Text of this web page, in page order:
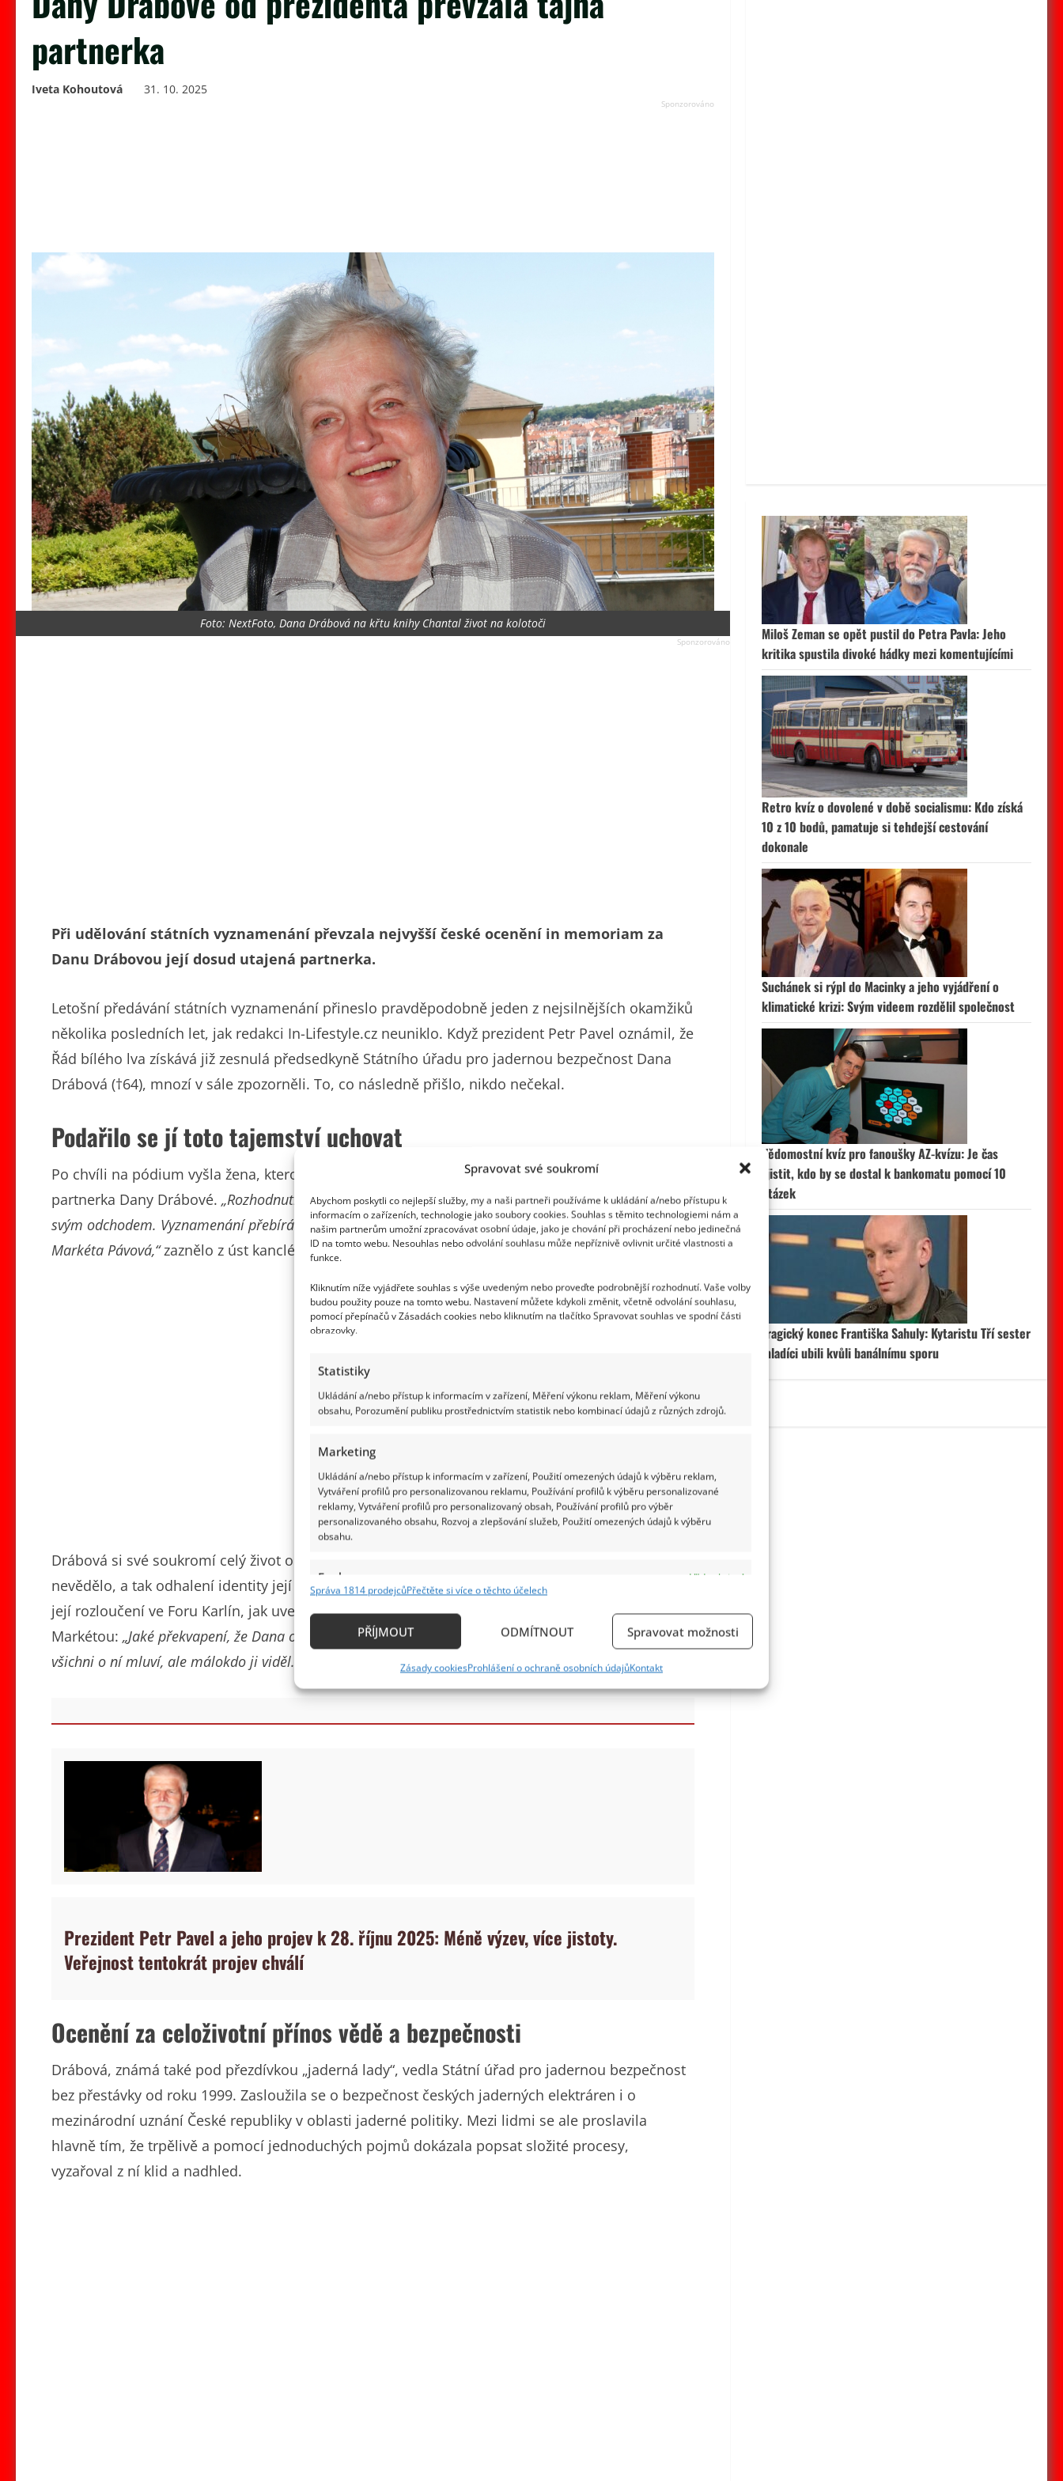
Spravovat své soukromí
Abychom poskytli co nejlepší služby, my a naši partneři používáme k ukládání a/nebo přístupu k
informacím o zařízeních, technologie jako soubory cookies. Souhlas s těmito technologiemi nám a
našim partnerům umožní zpracovávat osobní údaje, jako je chování při procházení nebo jedinečná
ID na tomto webu. Nesouhlas nebo odvolání souhlasu může nepříznivě ovlivnit určité vlastnosti a
funkce.
Kliknutím níže vyjádřete souhlas s výše uvedeným nebo proveďte podrobnější rozhodnutí. Vaše volby
budou použity pouze na tomto webu. Nastavení můžete kdykoli změnit, včetně odvolání souhlasu,
pomocí přepínačů v Zásadách cookies nebo kliknutím na tlačítko Spravovat souhlas ve spodní části
obrazovky.
Statistiky
Ukládání a/nebo přístup k informacím v zařízení, Měření výkonu reklam, Měření výkonu
obsahu, Porozumění publiku prostřednictvím statistik nebo kombinací údajů z různých zdrojů.
Marketing
Ukládání a/nebo přístup k informacím v zařízení, Použití omezených údajů k výběru reklam,
Vytváření profilů pro personalizovanou reklamu, Používání profilů k výběru personalizované
reklamy, Vytváření profilů pro personalizovaný obsah, Používání profilů pro výběr
personalizovaného obsahu, Rozvoj a zlepšování služeb, Použití omezených údajů k výběru
obsahu.
Funkce
Vždy aktivní
Identifikace zařízení na základě automaticky přenášených informací.
základě aktivně vyžádaných informací.
Zajištění bezpečnosti, předcházení a zjišťování podvodů a
Správa 1814 prodejcůPřečtěte si více o těchto účelech
PŘÍJMOUT ODMÍTNOUT Spravovat možnosti
Zásady cookiesProhlášení o ochraně osobních údajůKontakt
partnerka
Iveta Kohoutová 31. 10. 2025
Foto: NextFoto, Dana Drábová na křtu knihy Chantal život na kolotoči
Při udělování státních vyznamenání převzala nejvyšší české ocenění in memoriam za
Danu Drábovou její dosud utajená partnerka.
Letošní předávání státních vyznamenání přineslo pravděpodobně jeden z nejsilnějších okamžiků
několika posledních let, jak redakci In-Lifestyle.cz neuniklo. Když prezident Petr Pavel oznámil, že
Řád bílého lva získává již zesnulá předsedkyně Státního úřadu pro jadernou bezpečnost Dana
Drábová (†64), mnozí v sále zpozorněli. To, co následně přišlo, nikdo nečekal.
Podařilo se jí toto tajemství uchovat
Po chvíli na pódium vyšla žena, kterou veřejnost doposud neznala, a to Markéta Pávová,
partnerka Dany Drábové. „Rozhodnutí o udělení vyznamenání přijala paní Dana osobně ještě před
svým odchodem. Vyznamenání přebírá pozůstalá partnerka paní doktorky Dany Drábové, paní
Markéta Pávová,“zaznělo z úst kancléře Milana Vašiny.
Drábová si své soukromí celý život opravdu chránila. O jejím osobním životě se téměř nic
nevědělo, a tak odhalení identity její životní lásky způsobilo tiché šuškání v sále. Připomnělo se i
její rozloučení ve Foru Karlín, jak uvedl deník IDnes, kde příbuzní přečetli dopis podepsaný právě
Markétou: „Jaké překvapení, že Dana opravdu měla rodinu. Možná trochu jako paní Columbovou,
všichni o ní mluví, ale málokdo ji viděl.“
Prezident Petr Pavel a jeho projev k 28. říjnu 2025: Méně výzev, více jistoty.
Veřejnost tentokrát projev chválí
Ocenění za celoživotní přínos vědě a bezpečnosti
Drábová, známá také pod přezdívkou „jaderná lady“, vedla Státní úřad pro jadernou bezpečnost
bez přestávky od roku 1999. Zasloužila se o bezpečnost českých jaderných elektráren i o
mezinárodní uznání České republiky v oblasti jaderné politiky. Mezi lidmi se ale proslavila
hlavně tím, že trpělivě a pomocí jednoduchých pojmů dokázala popsat složité procesy,
vyzařoval z ní klid a nadhled.
Miloš Zeman se opět pustil do Petra Pavla: Jeho
kritika spustila divoké hádky mezi komentujícími
Retro kvíz o dovolené v době socialismu: Kdo získá
10 z 10 bodů, pamatuje si tehdejší cestování
dokonale
Suchánek si rýpl do Macinky a jeho vyjádření o
klimatické krizi: Svým videem rozdělil společnost
Vědomostní kvíz pro fanoušky AZ-kvízu: Je čas
zjistit, kdo by se dostal k bankomatu pomocí 10
otázek
Tragický konec Františka Sahuly: Kytaristu Tří sester
mladíci ubili kvůli banálnímu sporu